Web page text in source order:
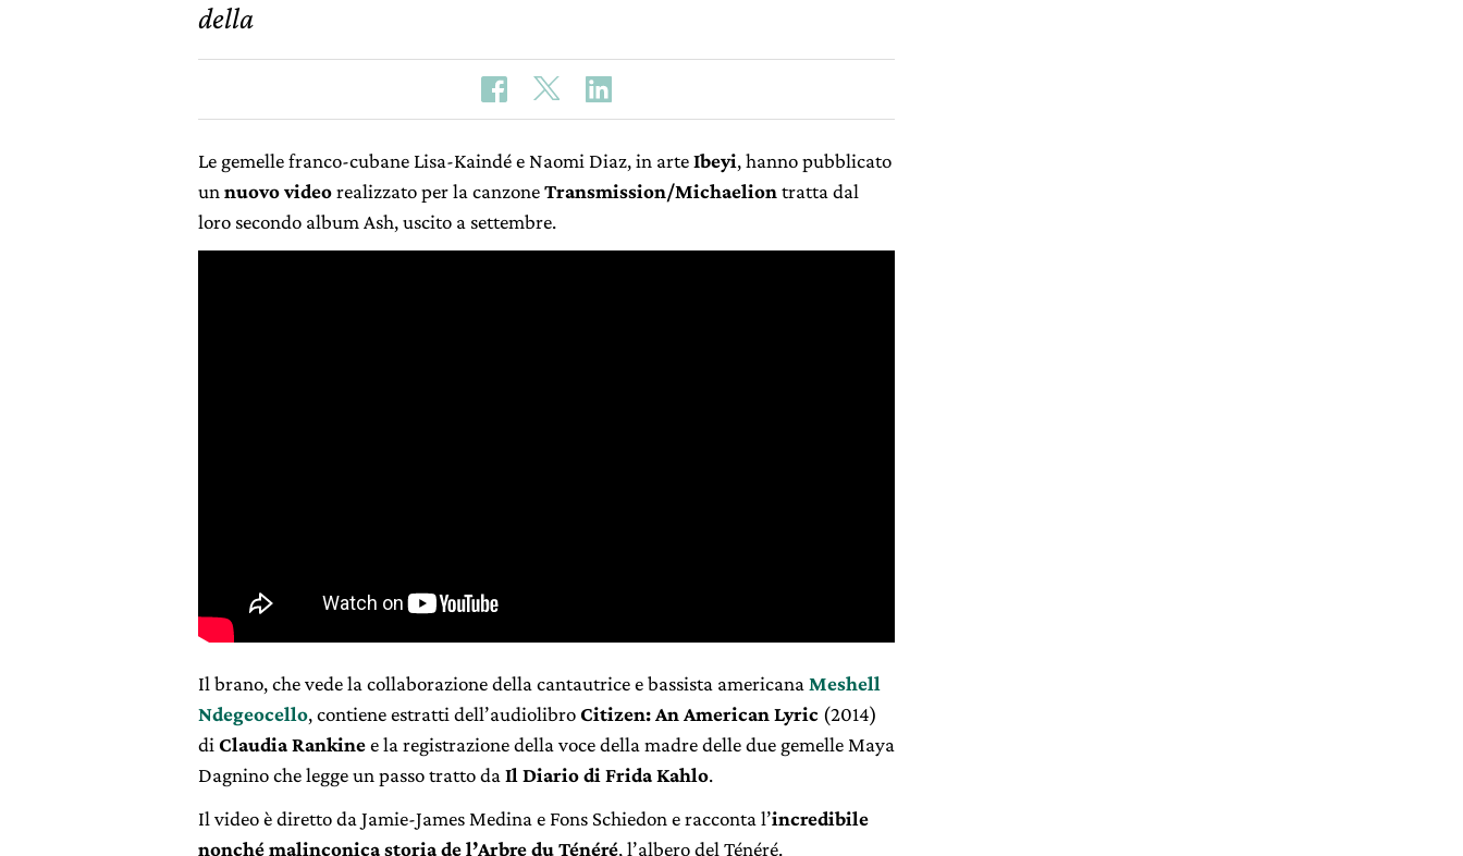
della
Le gemelle franco-cubane Lisa-Kaindé e Naomi Diaz, in arteIbeyi, hanno pubblicato
un nuovo videorealizzato per la canzoneTransmission/Michaelion tratta dal
loro secondo album Ash, uscito a settembre.
Il brano, che vede la collaborazione della cantautrice e bassista americana Meshell
Ndegeocello, contiene estratti dell’audiolibroCitizen: An American Lyric (2014)
di Claudia Rankinee la registrazione della voce della madre delle due gemelle Maya
Dagnino che legge un passo tratto da Il Diario di Frida Kahlo.
Il video è diretto da Jamie-James Medina e Fons Schiedon e racconta l’incredibile
nonché malinconica storia de l’Arbre du Ténéré, l’albero del Ténéré.